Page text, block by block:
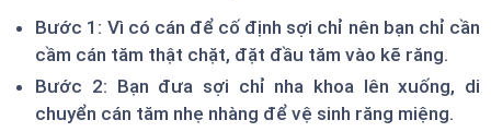
Bước 1: Vì có cán để cố định sợi chỉ nên bạn chỉ cần
cầm cán tăm thật chặt, đặt đầu tăm vào kẽ răng.
Bước 2: Bạn đưa sợi chỉ nha khoa lên xuống, di
chuyển cán tăm nhẹ nhàng để vệ sinh răng miệng.